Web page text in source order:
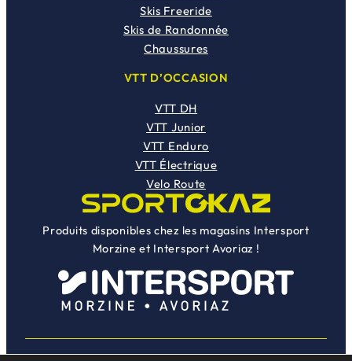
Skis Freeride
Skis de Randonnée
Chaussures
VTT D’OCCASION
VTT DH
VTT Junior
VTT Enduro
VTT Électrique
Velo Route
Produits disponibles chez les magasins Intersport
Morzine et Intersport Avoriaz !